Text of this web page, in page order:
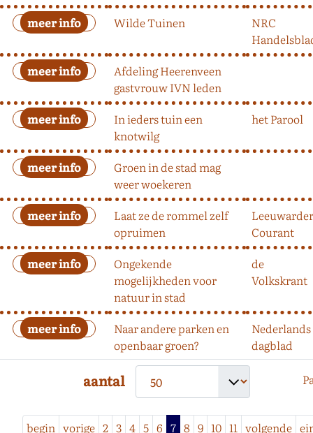
aantal
begin vorige 2 3 4 5 6 7 8 9 10 11 volgende
Wilde Tuinen
NRC
Afdeling Heerenveen
gastvrouw IVN leden
In ieders tuin een
knotwilg
het Parool
Groen in de stad mag
weer woekeren
Laat ze de rommel zelf
opruimen
Leeuwarder
Courant
Ongekende
mogelijkheden voor
natuur in stad
de
Volkskrant
Naar andere parken en
openbaar groen?
Nederlands
dagblad